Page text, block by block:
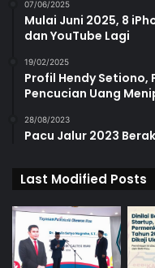
07/06/2025
Mulai Juni 2025, 8
dan YouTube Lagi
19/02/2025
Profil Hendy Setiono,
Pencucian Uang
28/08/2023
Pacu Jalur 2023
Last Modified Posts